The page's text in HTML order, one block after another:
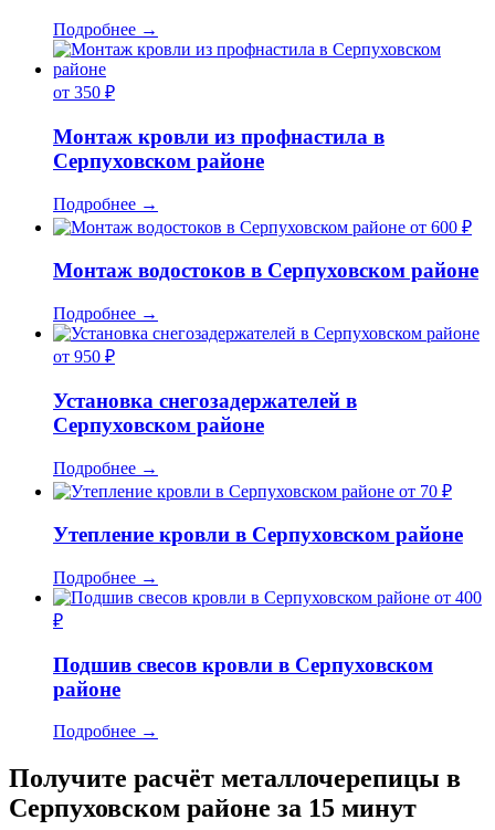
Подробнее →
от 350 ₽
Монтаж кровли из профнастила в
Серпуховском районе
Подробнее →
от 600 ₽
Монтаж водостоков в Серпуховском районе
Подробнее →
от 950 ₽
Установка снегозадержателей в
Серпуховском районе
Подробнее →
от 70 ₽
Утепление кровли в Серпуховском районе
Подробнее →
от 400
₽
Подшив свесов кровли в Серпуховском
районе
Подробнее →
Получите расчёт металлочерепицы в
Серпуховском районе за 15 минут